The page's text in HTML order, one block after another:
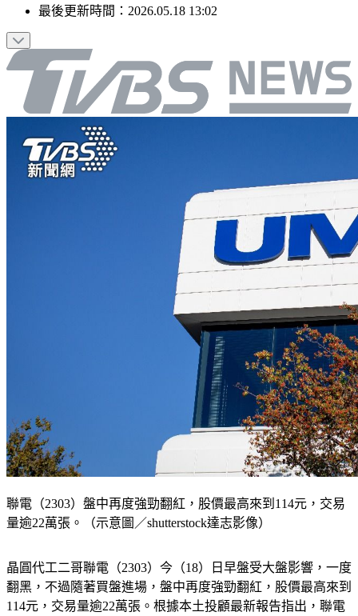
發佈時間：2026.05.18 13:02
聯電（2303）盤中再度強勁翻紅，股價最高來到114元，交易
晶圓代工二哥聯電（2303）今（18）日早盤受大盤影響，一度
翻黑，不過隨著買盤進場，盤中再度強勁翻紅，股價最高來到